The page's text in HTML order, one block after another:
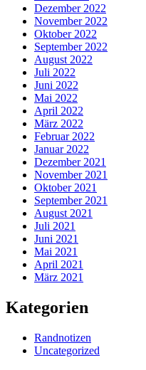
Dezember 2022
November 2022
Oktober 2022
September 2022
August 2022
Juli 2022
Juni 2022
Mai 2022
April 2022
März 2022
Februar 2022
Januar 2022
Dezember 2021
November 2021
Oktober 2021
September 2021
August 2021
Juli 2021
Juni 2021
Mai 2021
April 2021
März 2021
Kategorien
Randnotizen
Uncategorized